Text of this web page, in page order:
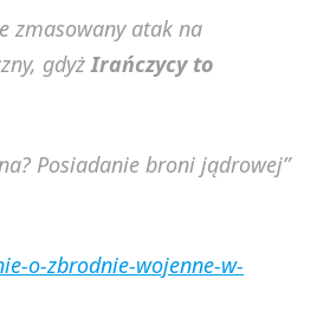
zmasowany atak na
gdyż Irańczycy to
Posiadanie broni jądrowej”
o-zbrodnie-wojenne-w-